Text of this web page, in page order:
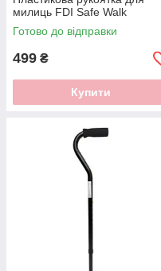
милиць FDI Safe Walk
Готово до відправки
499 ₴
Купити